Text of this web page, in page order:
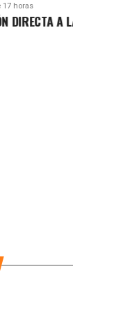
17 horas
A LAS FAMILIAS